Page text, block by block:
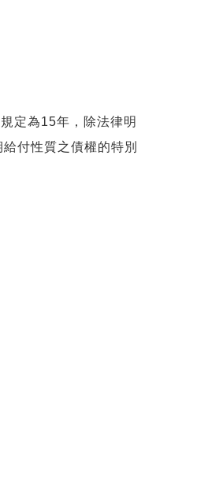
定為15年，除法律明
付性質之債權的特別